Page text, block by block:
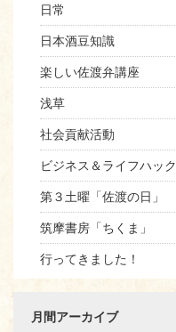
日常
日本酒豆知識
楽しい佐渡弁講座
浅草
社会貢献活動
ビジネス＆ライフハック
第３土曜「佐渡の日」
筑摩書房「ちくま」
行ってきました！
月間アーカイブ